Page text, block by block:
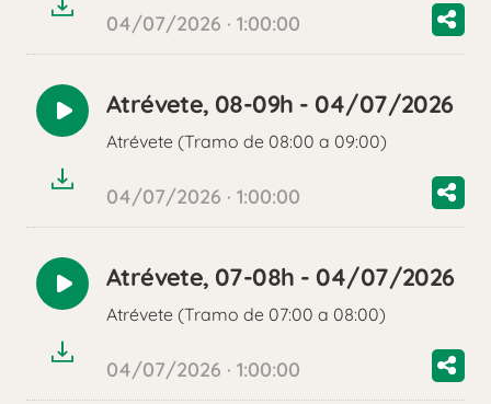
04/07/2026 · 1:00:00
Reproducir
audio
Atrévete, 08-09h - 04/07/2026
Atrévete (Tramo de 08:00 a 09:00)
04/07/2026 · 1:00:00
Reproducir
audio
Atrévete, 07-08h - 04/07/2026
Atrévete (Tramo de 07:00 a 08:00)
04/07/2026 · 1:00:00